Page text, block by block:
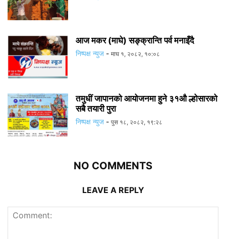
आज मकर (माघे) सङ्क्रान्ति पर्व मनाइँदै
निष्पक्ष न्युज - माघ १, २०८२, १०:०८
तमुधीं जापानको आयोजनमा हुने ३१औ ल्होसारको
सबै तयारी पुरा
निष्पक्ष न्युज - पुस १८, २०८२, १९:२८
NO COMMENTS
LEAVE A REPLY